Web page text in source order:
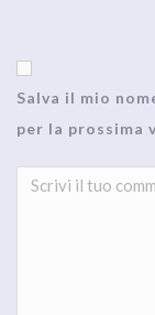
Salva il mio
per la prossima